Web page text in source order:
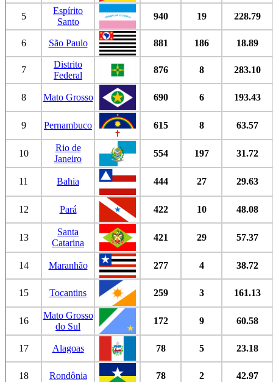
5
Espírito
Santo
940 19 228.79
6 São Paulo 881 186 18.89
7
Distrito
Federal
876 8 283.10
8 Mato Grosso 690 6 193.43
9 Pernambuco 615 8 63.57
10
Rio de
Janeiro
554 197 31.72
11 Bahia 444 27 29.63
12 Pará 422 10 48.08
13
Santa
Catarina
421 29 57.37
14 Maranhão 277 4 38.72
15 Tocantins 259 3 161.13
16
Mato Grosso
do Sul
172 9 60.58
17 Alagoas 78 5 23.18
18 Rondônia 78 2 42.97